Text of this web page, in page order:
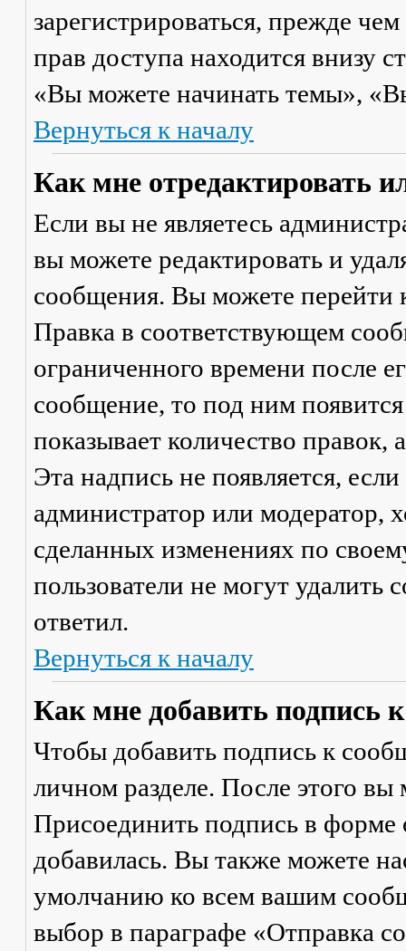
зарегистрироваться, прежде
прав доступа находится внизу
«Вы можете начинать темы»,
Вернуться к началу
Как мне отредактировать
Если вы не являетесь
вы можете редактировать и
сообщения. Вы можете перейти
Правка в соответствующем
ограниченного времени после
сообщение, то под ним
показывает количество правок,
Эта надпись не появляется,
администратор или модератор,
сделанных изменениях по
пользователи не могут удалить
ответил.
Вернуться к началу
Как мне добавить подпись
Чтобы добавить подпись к
личном разделе. После этого
Присоединить подпись в форме
добавилась. Вы также можете
умолчанию ко всем вашим
выбор в параграфе «Отправка